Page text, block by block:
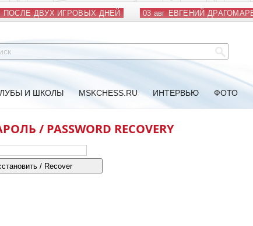
ДВУХ ИГРОВЫХ ДНЕЙ 03 авг ЕВГЕНИЙ
И ШКОЛЫ MSKCHESS.RU ИНТЕРВЬЮ ФОТО
/ PASSWORD RECOVERY